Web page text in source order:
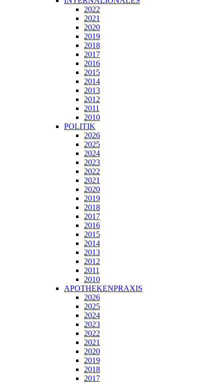
2022
2021
2020
2019
2018
2017
2016
2015
2014
2013
2012
2011
2010
POLITIK
2026
2025
2024
2023
2022
2021
2020
2019
2018
2017
2016
2015
2014
2013
2012
2011
2010
APOTHEKENPRAXIS
2026
2025
2024
2023
2022
2021
2020
2019
2018
2017